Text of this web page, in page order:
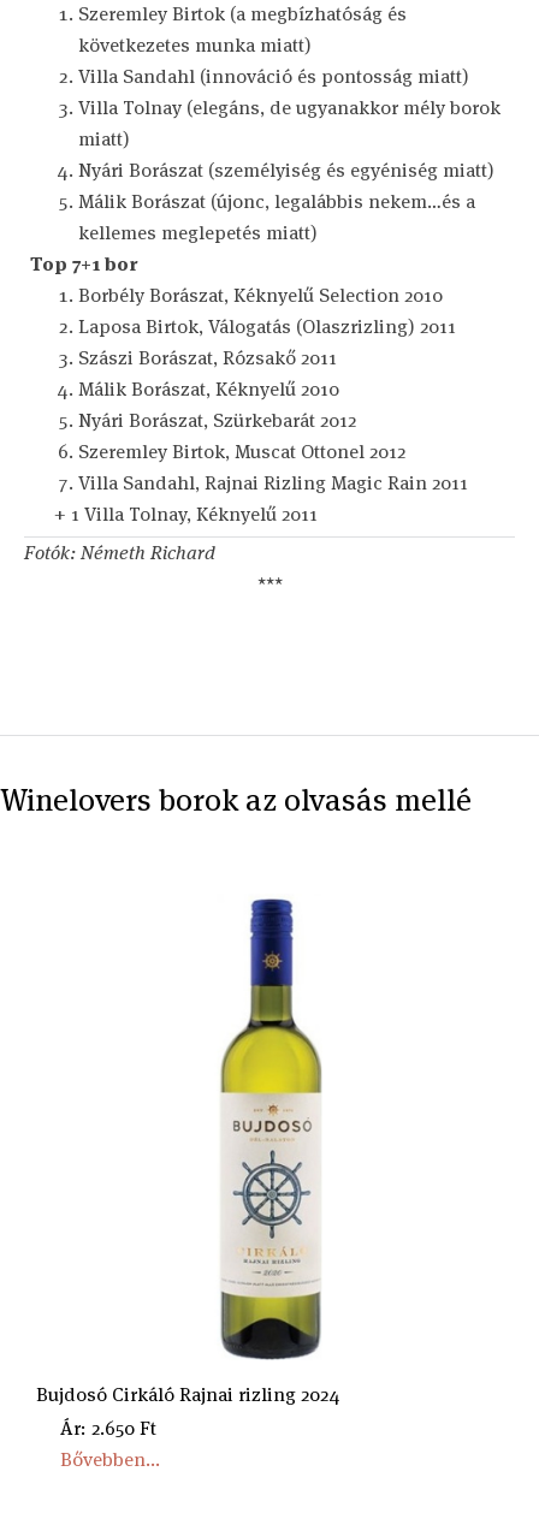
Szeremley Birtok (a megbízhatóság és
következetes munka miatt)
Villa Sandahl (innováció és pontosság miatt)
Villa Tolnay (elegáns, de ugyanakkor mély borok
miatt)
Nyári Borászat (személyiség és egyéniség miatt)
Málik Borászat (újonc, legalábbis nekem…és a
kellemes meglepetés miatt)
Top 7+1 bor
Borbély Borászat, Kéknyelű Selection 2010
Laposa Birtok, Válogatás (Olaszrizling) 2011
Szászi Borászat, Rózsakő 2011
Málik Borászat, Kéknyelű 2010
Nyári Borászat, Szürkebarát 2012
Szeremley Birtok, Muscat Ottonel 2012
Villa Sandahl, Rajnai Rizling Magic Rain 2011
+ 1 Villa Tolnay, Kéknyelű 2011
Fotók: Németh Richard
***
Winelovers borok az olvasás mellé
Bujdosó Cirkáló Rajnai rizling 2024
Ár: 2.650 Ft
Bővebben...